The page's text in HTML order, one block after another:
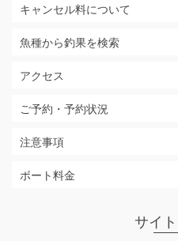
キャンセル料について
魚種から釣果を検索
アクセス
ご予約・予約状況
注意事項
ボート料金
サイ